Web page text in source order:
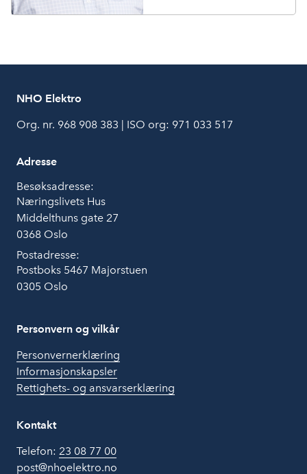
NHO Elektro
Org. nr. 968 908 383 | ISO org: 971 033 517
Adresse
Besøksadresse:
Næringslivets Hus
Middelthuns gate 27
0368 Oslo
Postadresse:
Postboks 5467 Majorstuen
0305 Oslo
Personvern og vilkår
Personvernerklæring
Informasjonskapsler
Rettighets- og ansvarserklæring
Kontakt
Telefon: 23 08 77 00
post@nhoelektro.no